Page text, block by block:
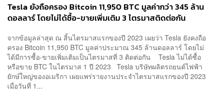
Tesla ยังถือครอง Bitcoin 11,950 BTC มูลค่ากว่า 345 ล้าน
ดอลลาร์ โดยไม่ได้ซื้อ-ขายเพิ่มเติม 3 ไตรมาสติดต่อกัน
จากข้อมูลล่าสุด ณ สิ้นไตรมาสแรกของปี 2023 เผยว่า Tesla ยังคงถือ
ครอง Bitcoin 11,950 BTC มูลค่าประมาณ 345 ล้านดอลลาร์ โดยไม่
ได้มีการซื้อ-ขายเพิ่มเติมเป็นไตรมาสที่ 3 ติดต่อกัน Tesla ไม่ได้ซื้อ
หรือขาย BTC ในไตรมาส 1 ปี 2023 Tesla บริษัทผลิตรถยนต์ไฟฟ้า
ยักษ์ใหญ่ของอเมริกา เผยแพร่รายงานประจำไตรมาสแรกของปี 2023
เมื่อวันที่ 1...